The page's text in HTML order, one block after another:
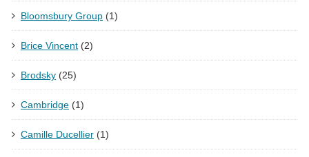
Bloomsbury Group (1)
Brice Vincent (2)
Brodsky (25)
Cambridge (1)
Camille Ducellier (1)